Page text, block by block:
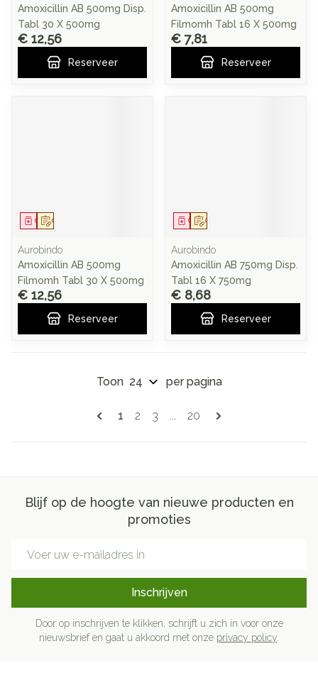
Amoxicillin AB 500mg Disp.
Tabl 30 X 500mg
€ 12,56
Reserveer
Amoxicillin AB 500mg
Filmomh Tabl 16 X 500mg
€ 7,81
Reserveer
Op voorschrift
Geneesmiddel
Aurobindo
Amoxicillin AB 500mg
Filmomh Tabl 30 X 500mg
€ 12,56
Reserveer
Op voorschrift
Geneesmiddel
Aurobindo
Amoxicillin AB 750mg Disp.
Tabl 16 X 750mg
€ 8,68
Reserveer
Pagina's
U lees momenteel pagina
1 Pagina
2 Pagina
3 ... Pagina
20
Toon per pagina
Blijf op de hoogte van nieuwe producten en
promoties
Inschrijven
Door op inschrijven te klikken, schrijft u zich in voor onze
nieuwsbrief en gaat u akkoord met onze privacy policy